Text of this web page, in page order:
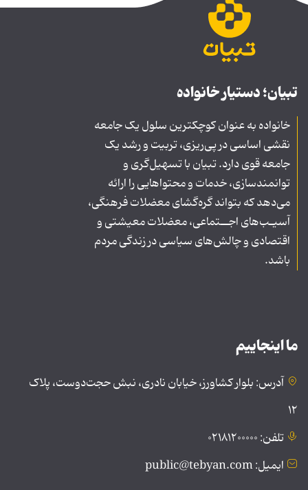
تبیان؛ دستیار خانواده
خانواده به عنوان کوچکترین سلول یک جامعه
نقشی اساسی در پی‌ریزی، تربیت و رشد یک
جامعه قوی دارد. تبیان با تسهیل‌گری و
توانمندسازی، خدمات و محتواهایی را ارائه
می‌دهد که بتواند گره‌گشای معضلات فرهنگی،
آسیـب‌های اجــتماعی، معضلات معیشتی و
اقتصادی و چالش‌های سیاسی در زندگی مردم
باشد.
ما اینجاییم
آدرس: بلوار کشاورز، خیابان نادری، نبش حجت‌دوست، پلاک
۱۲
تلفن: ۰۲۱۸۱۲۰۰۰۰۰
ایمیل: public@tebyan.com